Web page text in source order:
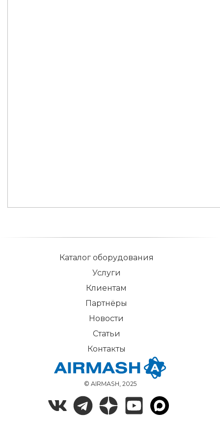
© AIRMASH, 2025
Каталог оборудования
Услуги
Клиентам
Партнёры
Новости
Статьи
Контакты